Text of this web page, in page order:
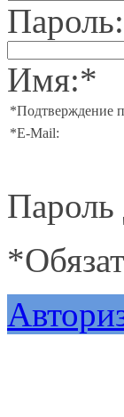
Пароль:
Имя:*
*Подтверждение
*E-Mail:
Пароль
*